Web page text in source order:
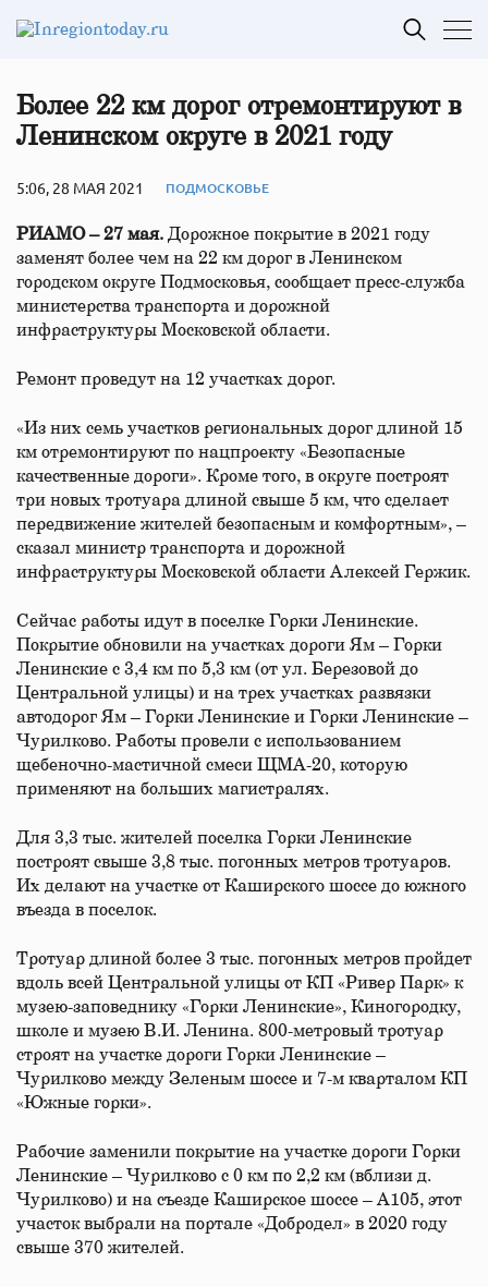
Более 22 км дорог отремонтируют в
Ленинском округе в 2021 году
5:06, 28 МАЯ 2021 ПОДМОСКОВЬЕ
РИАМО – 27 мая. Дорожное покрытие в 2021 году
заменят более чем на 22 км дорог в Ленинском
городском округе Подмосковья, сообщает пресс-служба
министерства транспорта и дорожной
инфраструктуры Московской области.
Ремонт проведут на 12 участках дорог.
«Из них семь участков региональных дорог длиной 15
км отремонтируют по нацпроекту «Безопасные
качественные дороги». Кроме того, в округе построят
три новых тротуара длиной свыше 5 км, что сделает
передвижение жителей безопасным и комфортным», –
сказал министр транспорта и дорожной
инфраструктуры Московской области Алексей Гержик.
Сейчас работы идут в поселке Горки Ленинские.
Покрытие обновили на участках дороги Ям – Горки
Ленинские с 3,4 км по 5,3 км (от ул. Березовой до
Центральной улицы) и на трех участках развязки
автодорог Ям – Горки Ленинские и Горки Ленинские –
Чурилково. Работы провели с использованием
щебеночно-мастичной смеси ЩМА-20, которую
применяют на больших магистралях.
Для 3,3 тыс. жителей поселка Горки Ленинские
построят свыше 3,8 тыс. погонных метров тротуаров.
Их делают на участке от Каширского шоссе до южного
въезда в поселок.
Тротуар длиной более 3 тыс. погонных метров пройдет
вдоль всей Центральной улицы от КП «Ривер Парк» к
музею-заповеднику «Горки Ленинские», Киногородку,
школе и музею В.И. Ленина. 800-метровый тротуар
строят на участке дороги Горки Ленинские –
Чурилково между Зеленым шоссе и 7-м кварталом КП
«Южные горки».
Рабочие заменили покрытие на участке дороги Горки
Ленинские – Чурилково с 0 км по 2,2 км (вблизи д.
Чурилково) и на съезде Каширское шоссе – А105, этот
участок выбрали на портале «Добродел» в 2020 году
свыше 370 жителей.